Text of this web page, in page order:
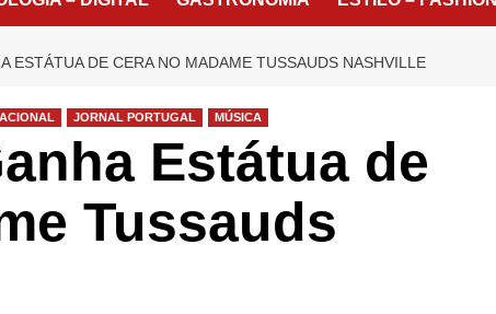
ESTÁTUA DE CERA NO MADAME TUSSAUDS NASHVILLE
JORNAL PORTUGAL MÚSICA
Estátua de
Tussauds